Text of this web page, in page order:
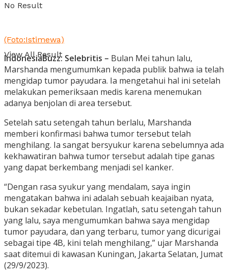
No Result
View All Result
(Foto:Istimewa)
IndonesiaBuzz: Selebritis – Bulan Mei tahun lalu,
Marshanda mengumumkan kepada publik bahwa ia telah
mengidap tumor payudara. Ia mengetahui hal ini setelah
melakukan pemeriksaan medis karena menemukan
adanya benjolan di area tersebut.
Setelah satu setengah tahun berlalu, Marshanda
memberi konfirmasi bahwa tumor tersebut telah
menghilang. Ia sangat bersyukur karena sebelumnya ada
kekhawatiran bahwa tumor tersebut adalah tipe ganas
yang dapat berkembang menjadi sel kanker.
“Dengan rasa syukur yang mendalam, saya ingin
mengatakan bahwa ini adalah sebuah keajaiban nyata,
bukan sekadar kebetulan. Ingatlah, satu setengah tahun
yang lalu, saya mengumumkan bahwa saya mengidap
tumor payudara, dan yang terbaru, tumor yang dicurigai
sebagai tipe 4B, kini telah menghilang,” ujar Marshanda
saat ditemui di kawasan Kuningan, Jakarta Selatan, Jumat
(29/9/2023).